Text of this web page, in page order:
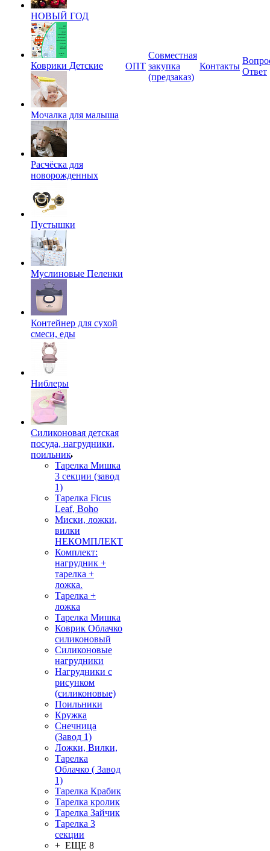
НОВЫЙ ГОД
Коврики Детские
Мочалка для малыша
Расчёска для
новорожденных
Пустышки
Муслиновые Пеленки
Контейнер для сухой
смеси, еды
Ниблеры
Силиконовая детская
посуда, нагрудники,
поильник
Тарелка Мишка
3 секции (завод
1)
Тарелка Ficus
Leaf, Boho
Миски, ложки,
вилки
НЕКОМПЛЕКТ
Комплект:
нагрудник +
тарелка +
ложка.
Тарелка +
ложка
Тарелка Мишка
Коврик Облачко
силиконовый
Силиконовые
нагрудники
Нагрудники с
рисунком
(силиконовые)
Поильники
Кружка
Снечница
(Завод 1)
Ложки, Вилки,
Тарелка
Облачко ( Завод
1)
Тарелка Крабик
Тарелка кролик
Тарелка Зайчик
Тарелка 3
секции
+ ЕЩЕ 8
ОПТ
Совместная
закупка
(предзаказ)
Контакты
Ответ